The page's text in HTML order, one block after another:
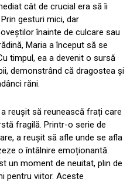
cât de crucial era să îi
gesturi mici, dar
înainte de culcare sau
Maria a început să se
timpul, ea a devenit o sursă
demonstrând că dragostea și
răni.
reușit să reunească frați care
fragilă. Printr-o serie de
a reușit să afle unde se afla
o întâlnire emoționantă.
un moment de neuitat, plin de
pentru viitor. Aceste